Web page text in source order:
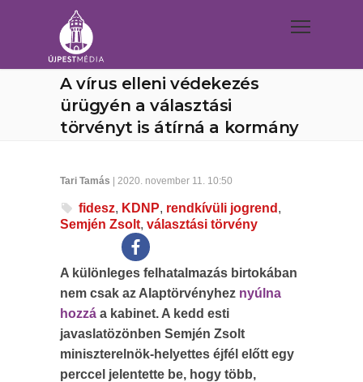
A vírus elleni védekezés
ürügyén a választási
törvényt is átírná a kormány
Tari Tamás | 2020. november 11. 10:50
fidesz, KDNP, rendkívüli jogrend ,
Semjén Zsolt, választási törvény
A különleges felhatalmazás birtokában
nem csak az Alaptörvényhez nyúlna
hozzá a kabinet. A kedd esti
javaslatözönben Semjén Zsolt
miniszterelnök-helyettes éjfél előtt egy
perccel jelentette be, hogy több,